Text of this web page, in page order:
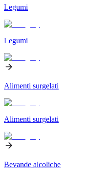
Legumi
Legumi
Alimenti surgelati
Alimenti surgelati
Bevande alcoliche